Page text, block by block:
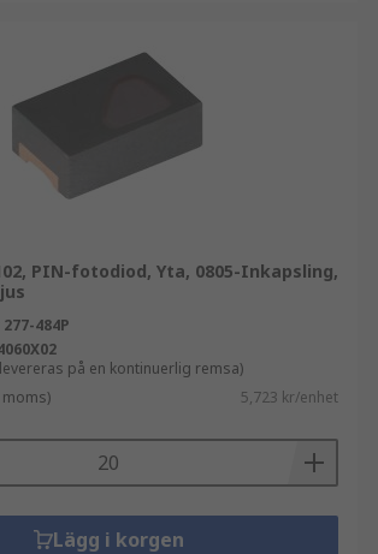
PIN-fotodiod, Yta, 0805-Inkapsling,
277-484P
på en kontinuerlig remsa)
moms) 5,723 kr/enhet
Lägg i korgen